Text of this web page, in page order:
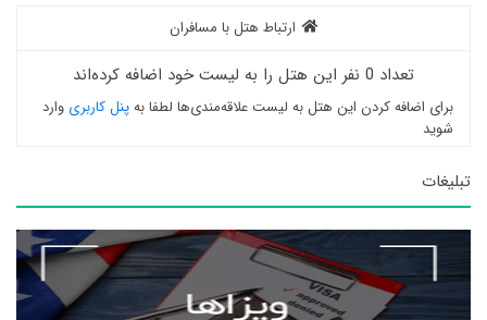
ارتباط هتل با مسافران
تعداد 0 نفر این هتل را به لیست خود اضافه کرده‌اند
برای اضافه کردن این هتل به لیست علاقه‌مندی‌ها لطفا بهپنل کاربری وارد
شوید
تبلیغات